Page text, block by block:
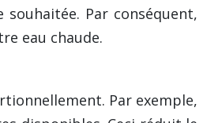
Par conséquent,
eau chaude.
Par exemple,